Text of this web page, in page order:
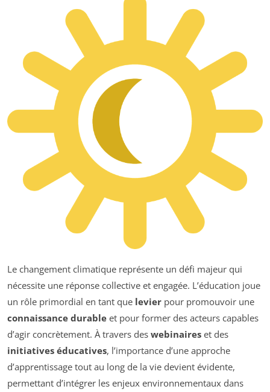
Le changement climatique représente un défi majeur qui
nécessite une réponse collective et engagée. L’éducation joue
un rôle primordial en tant que levier pour promouvoir une
connaissance durable et pour former des acteurs capables
d’agir concrètement. À travers des webinaires et des
initiatives éducatives, l’importance d’une approche
d’apprentissage tout au long de la vie devient évidente,
permettant d’intégrer les enjeux environnementaux dans